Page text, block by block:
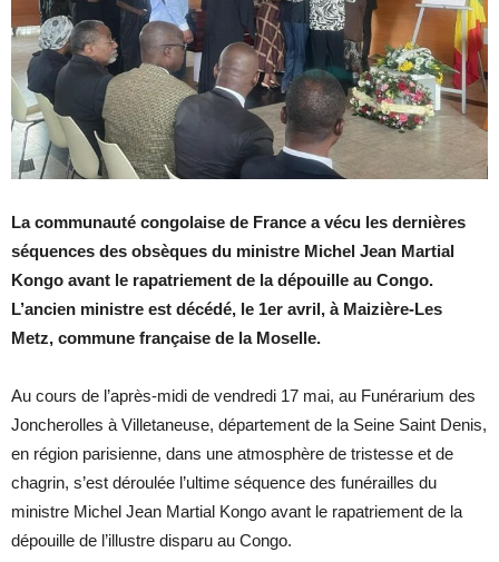
La communauté congolaise de France a vécu les dernières
séquences des obsèques du ministre Michel Jean Martial
Kongo avant le rapatriement de la dépouille au Congo.
L’ancien ministre est décédé, le 1er avril, à Maizière-Les
Metz, commune française de la Moselle.
Au cours de l’après-midi de vendredi 17 mai, au Funérarium des
Joncherolles à Villetaneuse, département de la Seine Saint Denis,
en région parisienne, dans une atmosphère de tristesse et de
chagrin, s’est déroulée l’ultime séquence des funérailles du
ministre Michel Jean Martial Kongo avant le rapatriement de la
dépouille de l’illustre disparu au Congo.